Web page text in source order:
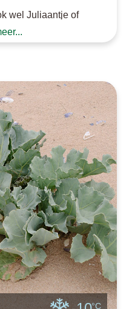
wel Juliaantje of
voor thee. Het
Goudpapaver of
plukken voor
°C